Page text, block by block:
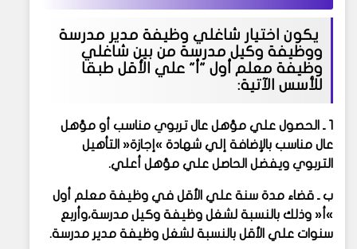
يكون اختيار شاغلي وظيفة مدير مدرسة
ووظيفة وكيل مدرسة من بين شاغلي
وظيفة معلم أول "أ" علي الأقل طبقا
للأسس الآتية:
1 ـ الحصول علي مؤهل عال تربوي مناسب أو مؤهل
عال مناسب بالإضافة إلي شهادة »إجازة« التأهيل
التربوي ويفضل الحاصل علي مؤهل أعلي.
ب ـ قضاء مدة سنة علي الأقل في وظيفة معلم أول
»أ« وذلك بالنسبة لشغل وظيفة وكيل مدرسة،وأربع
سنوات علي الأقل بالنسبة لشغل وظيفة مدير مدرسة.